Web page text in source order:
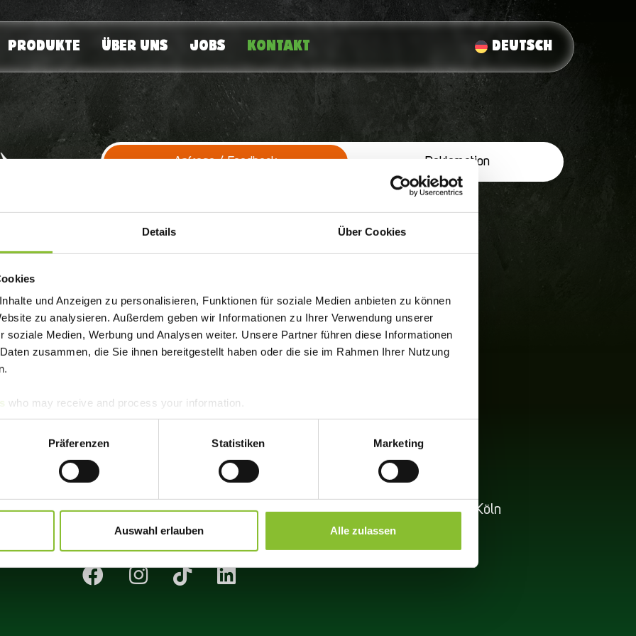
Details Über Cookies
und Anzeigen zu personalisieren, Funktionen für soziale Medien anbieten zu können
zu analysieren. Außerdem geben wir Informationen zu Ihrer Verwendung unserer
soziale Medien, Werbung und Analysen weiter. Unsere Partner führen diese Informationen
zusammen, die Sie ihnen bereitgestellt haben oder die sie im Rahmen Ihrer Nutzung
who may receive and process your information.
Präferenzen Statistiken Marketing
Auswahl erlauben Alle zulassen
PRODUKTE ÜBER UNS JOBS KONTAKT DEUTSCH
Anfrage / Feedback Reklamation
hallo@youcook-food.comYOUCOOK GmbH • Statthalterhofweg 71 • DE-50858 Köln